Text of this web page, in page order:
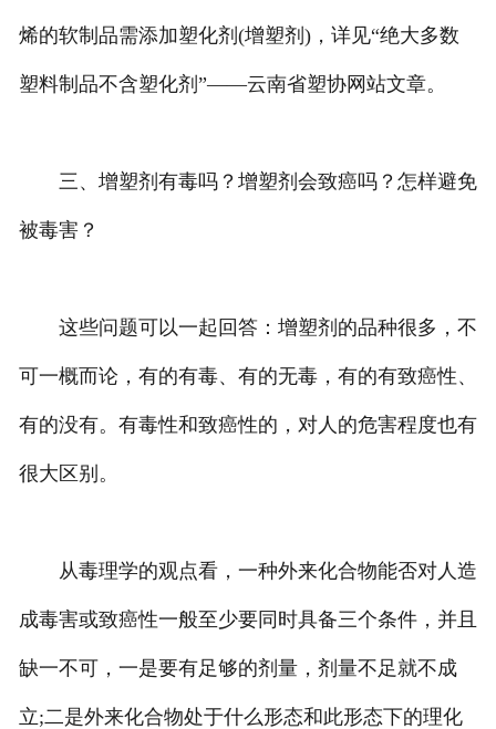
烯的软制品需添加塑化剂(增塑剂)，详见“绝大多数
塑料制品不含塑化剂”——云南省塑协网站文章。
三、增塑剂有毒吗？增塑剂会致癌吗？怎样避免
被毒害？
这些问题可以一起回答：增塑剂的品种很多，不
可一概而论，有的有毒、有的无毒，有的有致癌性、
有的没有。有毒性和致癌性的，对人的危害程度也有
很大区别。
从毒理学的观点看，一种外来化合物能否对人造
成毒害或致癌性一般至少要同时具备三个条件，并且
缺一不可，一是要有足够的剂量，剂量不足就不成
立;二是外来化合物处于什么形态和此形态下的理化